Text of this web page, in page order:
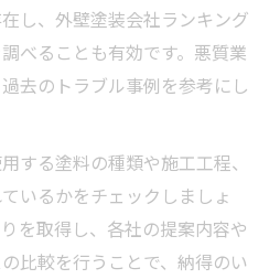
し、外壁塗装会社ランキング
べることも有効です。悪質業
去のトラブル事例を参考にし
する塗料の種類や施工工程、
いるかをチェックしましょ
を取得し、各社の提案内容や
比較を行うことで、納得のい